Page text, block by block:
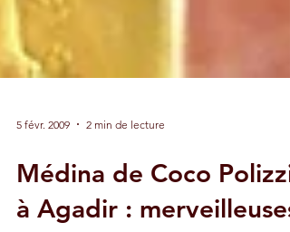
5 févr. 2009 2 min de lecture
Médina de Coco Polizzi